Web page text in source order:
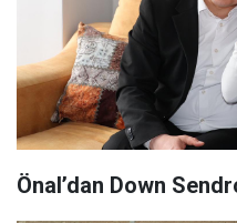
Önal’dan Down